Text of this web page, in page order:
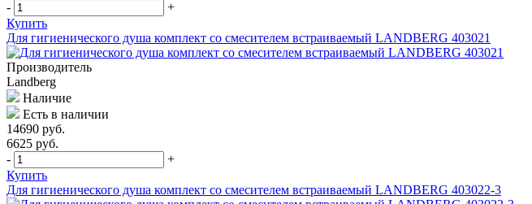
-
+
Купить
Для гигиенического душа комплект со смесителем встраиваемый LANDBERG 403021
Производитель
Landberg
Наличие
Есть в наличии
14690 руб.
6625 руб.
-
+
Купить
Для гигиенического душа комплект со смесителем встраиваемый LANDBERG 403022-3